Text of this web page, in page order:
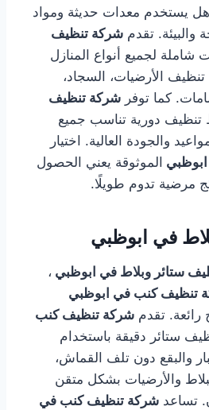
يستخدم معدات حديثة ومواد
تقدم شركة تنظيف
شاملة لجميع أنواع المنازل
الأرضيات، السجاد،
كما توفر شركة تنظيف
دورية تناسب جميع
والجودة العالية. اختيار
الموثوقة يعني الحصول
مرضية تدوم طويلًا.
في ابوظبي
ستائر وبلاط في ابوظبي ،
تنظيف كنب في ابوظبي
رائعة. تقدم شركة تنظيف كنب
ستائر دقيقة باستخدام
والبقع دون تلف القماش،
والأرضيات بشكل متقن
تساعد شركة تنظيف كنب في